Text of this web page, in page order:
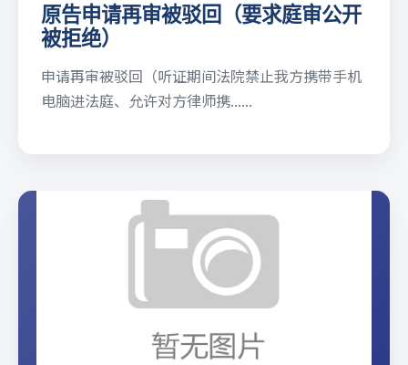
原告申请再审被驳回（要求庭审公开
被拒绝）
申请再审被驳回（听证期间法院禁止我方携带手机
电脑进法庭、允许对方律师携......